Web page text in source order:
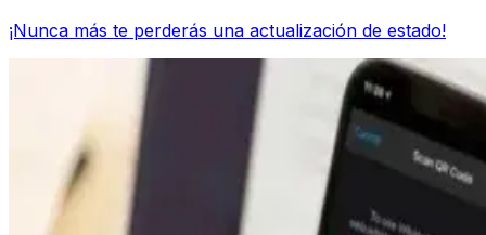
¡Nunca más te perderás una actualización de estado!